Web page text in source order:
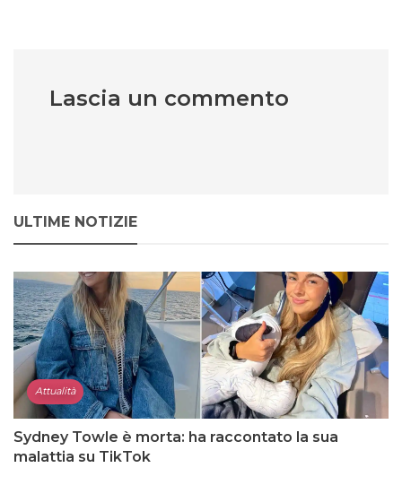
Lascia un commento
ULTIME NOTIZIE
Attualità
Sydney Towle è morta: ha raccontato la sua
malattia su TikTok